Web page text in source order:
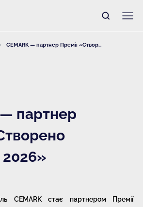
CEMARK — партнер Премії «Створ...
— партнер
CEMARK стає партнером Премії